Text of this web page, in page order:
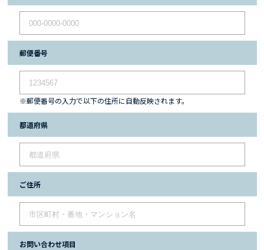
郵便番号
※郵便番号の入力で以下の住所に自動反映されます。
都道府県
ご住所
お問い合わせ項目